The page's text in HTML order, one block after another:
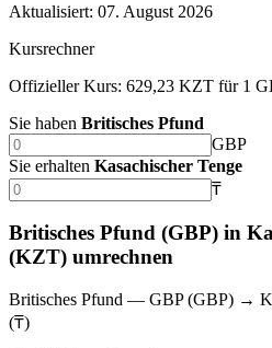
Aktualisiert: 07. August 2026
Kursrechner
Offizieller Kurs: 629,23 KZT für 1
Sie haben Britisches Pfund
GBP
Sie erhalten Kasachischer Tenge
₸
Britisches Pfund (GBP) in
(KZT) umrechnen
Britisches Pfund — GBP (GBP) →
(₸)